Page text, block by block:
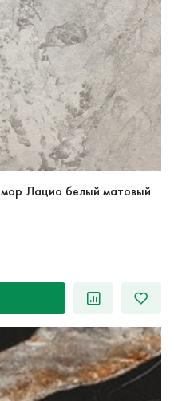
Лацио белый матовый